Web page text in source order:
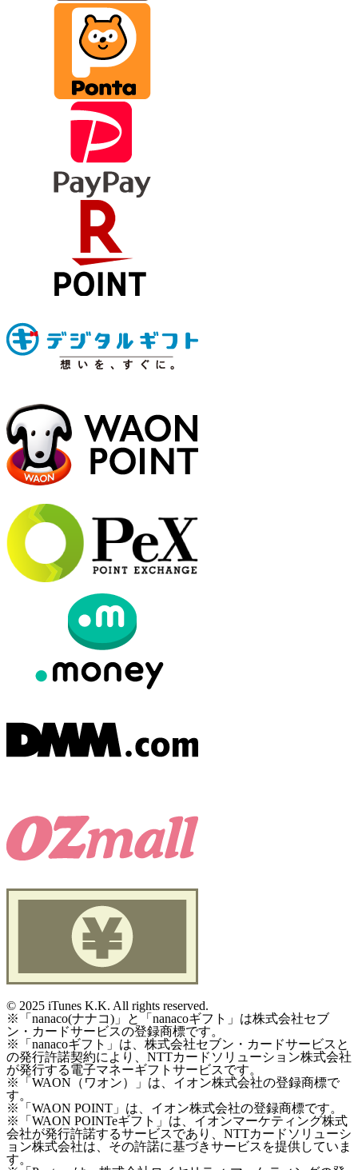
© 2025 iTunes K.K. All rights reserved.
※「nanaco(ナナコ)」と「nanacoギフト」は株式会社セブ
ン・カードサービスの登録商標です。
※「nanacoギフト」は、株式会社セブン・カードサービスと
の発行許諾契約により、NTTカードソリューション株式会社
が発行する電子マネーギフトサービスです。
※「WAON（ワオン）」は、イオン株式会社の登録商標で
す。
※「WAON POINT」は、イオン株式会社の登録商標です。
※「WAON POINTeギフト」は、イオンマーケティング株式
会社が発行許諾するサービスであり、NTTカードソリューシ
ョン株式会社は、その許諾に基づきサービスを提供していま
す。